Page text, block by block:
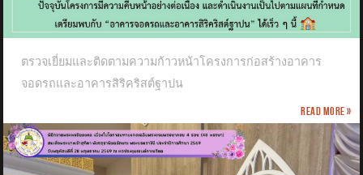
ตรวจเยี่ยมและติดตามความก้าวหน้าโครงการก่อสร้างอาคาร
จอดรถและอาคารสิริคริสต์ฐาปน
Read more »